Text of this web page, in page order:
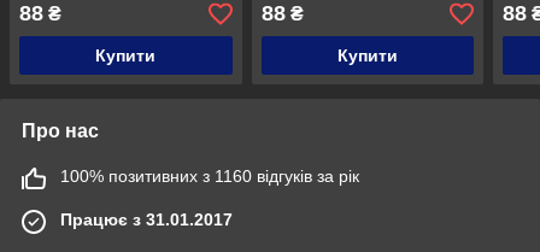
88 ₴
Купити
88₴
Купити
88
Про нас
100% позитивних з 1160 відгуків за рік
Працює з 31.01.2017